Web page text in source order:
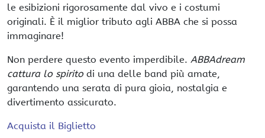
le esibizioni rigorosamente dal vivo e i costumi
originali. È il miglior tributo agli ABBA che si possa
immaginare!
Non perdere questo evento imperdibile. ABBAdream
cattura lo spiritodi una delle band più amate,
garantendo una serata di pura gioia, nostalgia e
divertimento assicurato.
Acquista il Biglietto